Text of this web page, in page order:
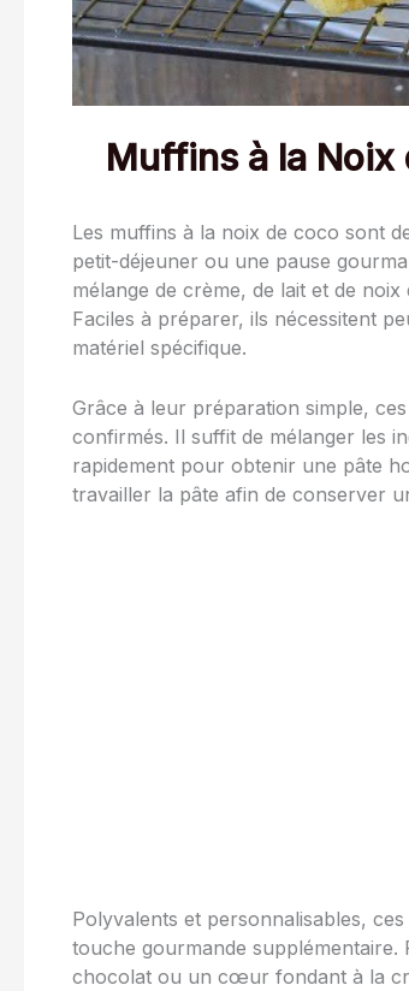
Muffins à la Noix
Les muffins à la noix de coco sont
petit-déjeuner ou une pause
mélange de crème, de lait et de
Faciles à préparer, ils nécessitent
matériel spécifique.
Grâce à leur préparation simple,
confirmés. Il suffit de mélanger les
rapidement pour obtenir une pâte
travailler la pâte afin de conserver
Polyvalents et personnalisables,
touche gourmande
chocolat ou un cœur fondant à la